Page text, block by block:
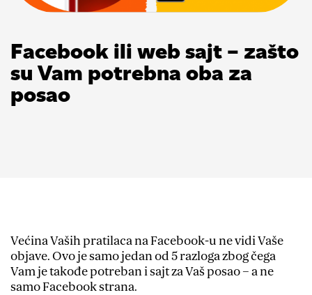
Facebook ili web sajt – zašto
su Vam potrebna oba za
posao
Većina Vaših pratilaca na Facebook-u ne vidi Vaše
objave. Ovo je samo jedan od 5 razloga zbog čega
Vam je takođe potreban i sajt za Vaš posao – a ne
samo Facebook strana.